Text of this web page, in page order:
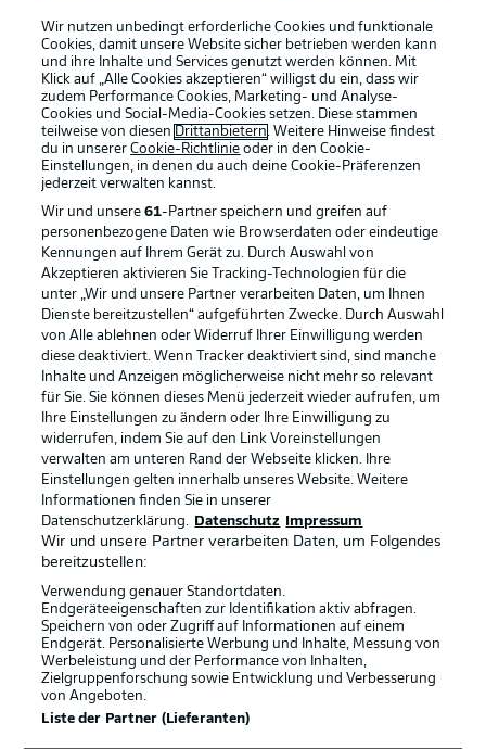
Rechtliche Hinweise Voreinstellungen verwalten
Datenschutz Nutzungsbedingungen
Broadcaster Kontakt
Jobs Impressum
Partner Spieler
Liveticker
© 2026 Bundesliga-Gruppe GmbH
Wir nutzen unbedingt erforderliche Cookies und funktionale
Cookies, damit unsere Website sicher betrieben werden kann
und ihre Inhalte und Services genutzt werden können. Mit
Klick auf „Alle Cookies akzeptieren“ willigst du ein, dass wir
zudem Performance Cookies, Marketing- und Analyse-
Cookies und Social-Media-Cookies setzen. Diese stammen
teilweise von diesen Drittanbietern. Weitere Hinweise findest
du in unsererCookie-Richtlinie oder in den Cookie-
Einstellungen, in denen du auch deine Cookie-Präferenzen
jederzeit verwalten kannst.
Wir und unsere61-Partner speichern und greifen auf
personenbezogene Daten wie Browserdaten oder eindeutige
Kennungen auf Ihrem Gerät zu. Durch Auswahl von
Akzeptieren aktivieren Sie Tracking-Technologien für die
unter „Wir und unsere Partner verarbeiten Daten, um Ihnen
Dienste bereitzustellen“ aufgeführten Zwecke. Durch Auswahl
von Alle ablehnen oder Widerruf Ihrer Einwilligung werden
diese deaktiviert. Wenn Tracker deaktiviert sind, sind manche
Inhalte und Anzeigen möglicherweise nicht mehr so relevant
für Sie. Sie können dieses Menü jederzeit wieder aufrufen, um
Ihre Einstellungen zu ändern oder Ihre Einwilligung zu
widerrufen, indem Sie auf den Link Voreinstellungen
verwalten am unteren Rand der Webseite klicken. Ihre
Einstellungen gelten innerhalb unseres Website. Weitere
Informationen finden Sie in unserer
Datenschutzerklärung.
Datenschutz Impressum
Wir und unsere Partner verarbeiten Daten, um Folgendes
bereitzustellen:
Verwendung genauer Standortdaten.
Endgeräteeigenschaften zur Identifikation aktiv abfragen.
Speichern von oder Zugriff auf Informationen auf einem
Endgerät. Personalisierte Werbung und Inhalte, Messung von
Werbeleistung und der Performance von Inhalten,
Zielgruppenforschung sowie Entwicklung und Verbesserung
von Angeboten.
Liste der Partner (Lieferanten)